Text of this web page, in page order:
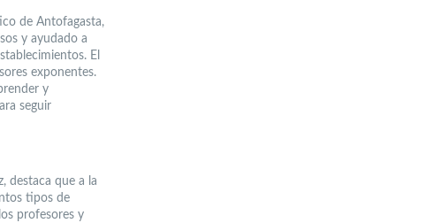
de Antofagasta,
y ayudado a
El
exponentes.
y
seguir
destaca que a la
tipos de
profesores y